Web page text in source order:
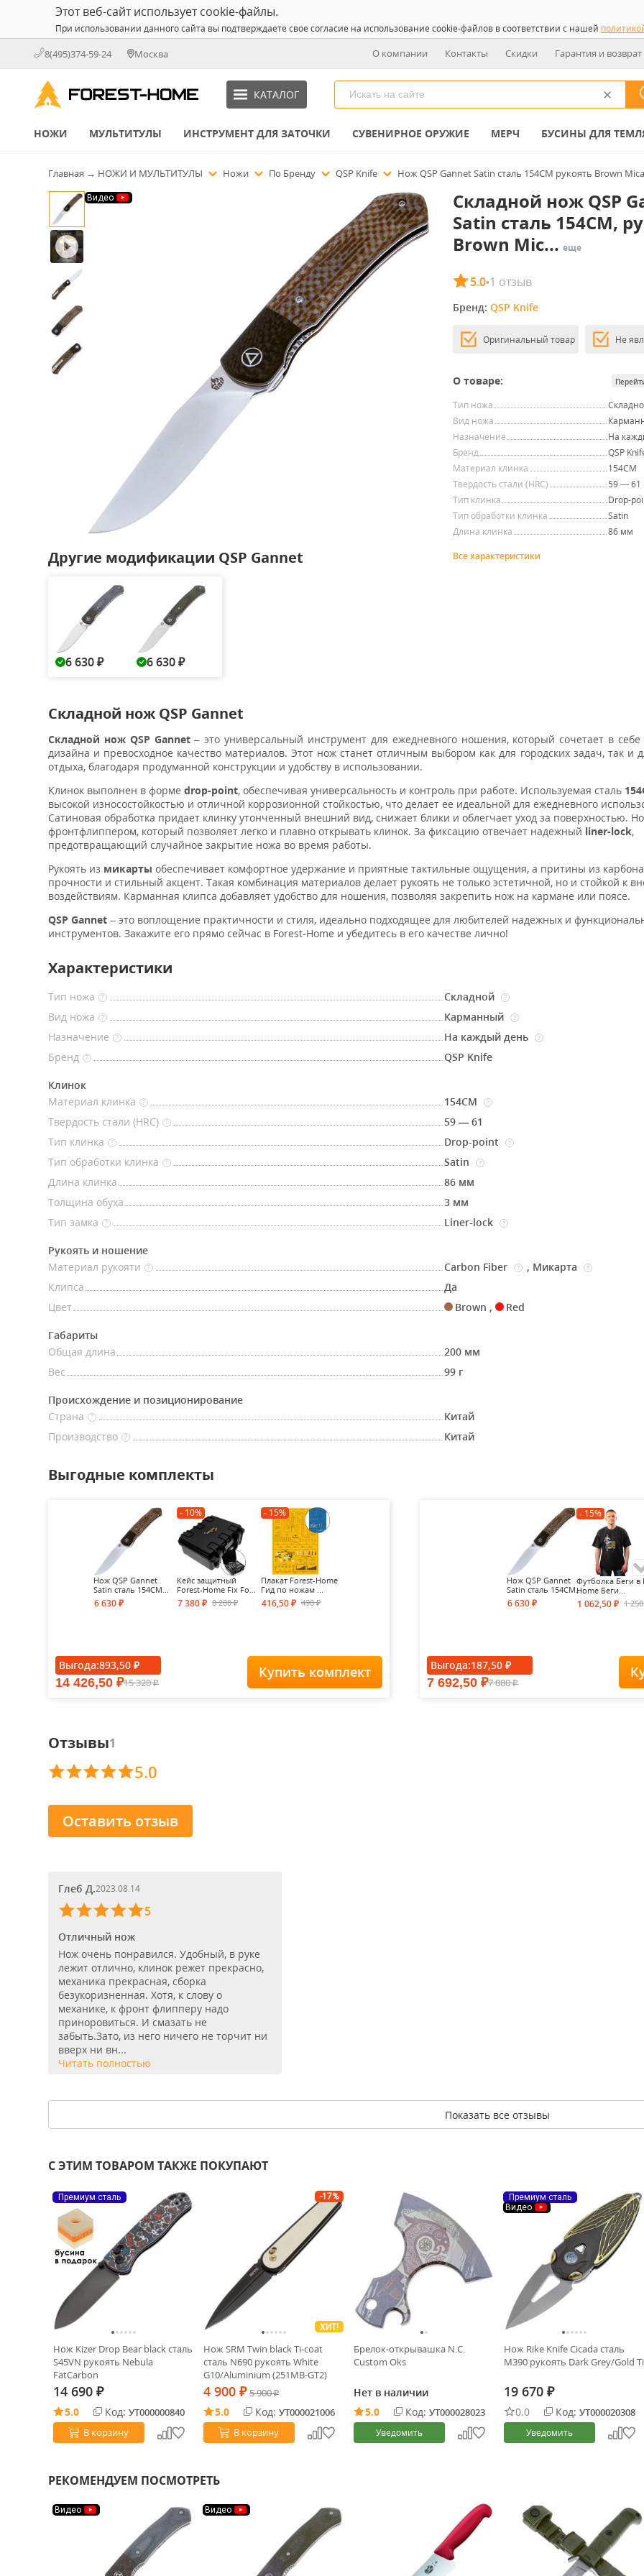
Этот веб-сайт использует cookie-файлы.
При использовании данного сайта вы подтверждаете свое согласие на использование cookie-файлов в соответствии с нашей
8(495)374-59-24 Москва О компании Контакты Скидки Гарантия и возврат
КАТАЛОГ
НОЖИ МУЛЬТИТУЛЫ ИНСТРУМЕНТ ДЛЯ ЗАТОЧКИ СУВЕНИРНОЕ ОРУЖИЕ МЕРЧ БУСИНЫ ДЛЯ
Главная → НОЖИ И МУЛЬТИТУЛЫ Ножи По Бренду QSP Knife Нож QSP Gannet Satin сталь 154CM рукоять Brown
Видео
Другие модификации QSP Gannet
6 630 ₽ 6 630 ₽
Складной нож QSP
Satin сталь 154CM,
Brown Mic... еще
5.0•1 отзыв
Бренд: QSP Knife
Оригинальный товар Не
О товаре:
Тип ножа
Вид ножа
Назначение
На
Бренд
QSP
Материал клинка
154CM
Твердость стали (HRC)
59 — 61
Тип клинка
Drop-
Тип обработки клинка
Satin
Длина клинка
86 мм
Все характеристики
Складной нож QSP Gannet
Складной нож QSP Gannet– это универсальный инструмент для ежедневного ношения, который сочетает в
дизайна и превосходное качество материалов. Этот нож станет отличным выбором как для городских задач, так и
отдыха, благодаря продуманной конструкции и удобству в использовании.
Клинок выполнен в форме drop-point, обеспечивая универсальность и контроль при работе. Используемая сталь
высокой износостойкостью и отличной коррозионной стойкостью, что делает ее идеальной для ежедневного
Сатиновая обработка придает клинку утонченный внешний вид, снижает блики и облегчает уход за поверхностью.
фронтфлиппером, который позволяет легко и плавно открывать клинок. За фиксацию отвечает надежный liner-lock,
предотвращающий случайное закрытие ножа во время работы.
Рукоять из микарты обеспечивает комфортное удержание и приятные тактильные ощущения, а притины из
прочности и стильный акцент. Такая комбинация материалов делает рукоять не только эстетичной, но и стойкой к
воздействиям. Карманная клипса добавляет удобство для ношения, позволяя закрепить нож на кармане или поясе.
QSP Gannet – это воплощение практичности и стиля, идеально подходящее для любителей надежных и
инструментов. Закажите его прямо сейчас в Forest-Home и убедитесь в его качестве лично!
Характеристики
Тип ножа ? Складной ?
Вид ножа ? Карманный ?
Назначение ? На каждый день ?
Бренд ? QSP Knife
Клинок
Материал клинка
? 154CM ?
Твердость стали (HRC) ?
59 — 61
Тип клинка
? Drop-point ?
Тип обработки клинка ? Satin ?
Длина клинка
86 мм
Толщина обуха
3 мм
Тип замка
? Liner-lock ?
Рукоять и ношение
Материал рукояти
? Carbon Fiber ? , Микарта ?
Клипса
Да
Цвет
Brown , Red
Габариты
Общая длина
200 мм
Вес
99 г
Происхождение и позиционирование
Страна
?
Китай
Производство
? Китай
Выгодные комплекты
Нож QSP Gannet
Satin сталь 154CM...
6 630 ₽
- 10%
Кейс защитный
Forest-Home Fix Fo...
7 380₽ 8 200₽
- 15%
Плакат Forest-Home
Гид по ножам ...
416,50 ₽ 490₽
Выгода:893,50 ₽
14 426,50 ₽15 320₽
Купить комплект
Нож QSP Gannet
Satin сталь 154CM...
6 630 ₽
- 15%
Футболка Беги в
Home Беги...
1 062,50 ₽ 1
Футболка Forest-
Выгода:187,50 ₽
7 692,50 ₽7 880₽
Отзывы1
5.0
Оставить отзыв
Глеб Д.2023.08.14
5
Отличный нож
Нож очень понравился. Удобный, в руке
лежит отлично, клинок режет прекрасно,
механика прекрасная, сборка
безукоризненная. Хотя, к слову о
механике, к фронт флипперу надо
приноровиться. И смазать не
забыть.Зато, из него ничего не торчит ни
вверх ни вн...
Читать полностью
Показать все отзывы
С ЭТИМ ТОВАРОМ ТАКЖЕ ПОКУПАЮТ
Премиум сталь
Нож Kizer Drop Bear black сталь
S45VN рукоять Nebula
FatCarbon
14 690 ₽
5.0 Код: УТ000000840
В корзину
-17%
ХИТ!
Нож SRM Twin black Ti-coat
сталь N690 рукоять White
G10/Aluminium (251MB-GT2)
4 900 ₽ 5 900₽
5.0 Код: УТ000021006
В корзину
Брелок-открывашка N.C.
Custom Oks
Нет в наличии
5.0
Код: УТ000028023
Уведомить
Премиум сталь
Видео
Нож Rike Knife Cicada сталь
M390 рукоять Dark Grey/Gold Ti
19 670 ₽
0.0 Код: УТ000020308
Уведомить
РЕКОМЕНДУЕМ ПОСМОТРЕТЬ
Видео Видео